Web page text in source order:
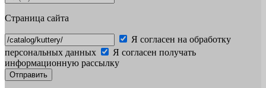
Страница сайта
Я согласен на обработку
персональных данных
Я согласен получать
информационную рассылку
Отправить